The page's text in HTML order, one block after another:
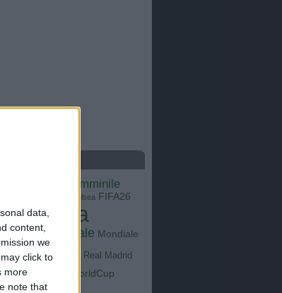
data,
content,
we
click to
more
note that
calcio femminile
Chelsea FIFA26
InterItalia
Milan Mondiale Mondiale
Real Madrid
Serie A
WorldCup